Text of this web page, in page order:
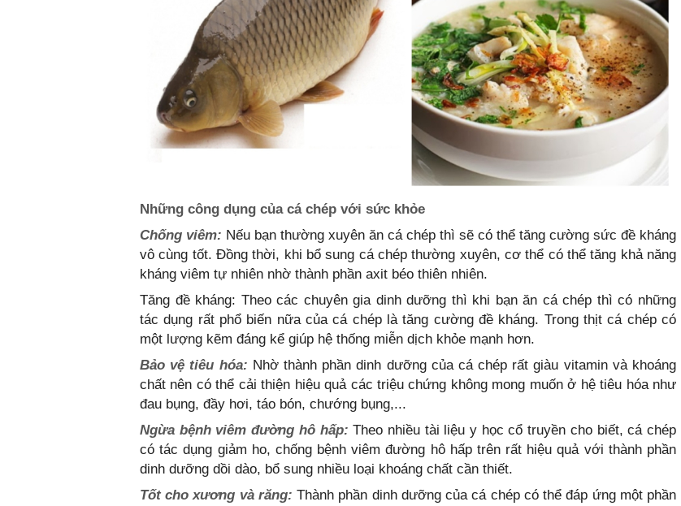
Những công dụng của cá chép với sức khỏe
Chống viêm: Nếu bạn thường xuyên ăn cá chép thì sẽ có thể tăng cường sức đề kháng
vô cùng tốt. Đồng thời, khi bổ sung cá chép thường xuyên, cơ thể có thể tăng khả năng
kháng viêm tự nhiên nhờ thành phần axit béo thiên nhiên.
Tăng đề kháng: Theo các chuyên gia dinh dưỡng thì khi bạn ăn cá chép thì có những
tác dụng rất phổ biến nữa của cá chép là tăng cường đề kháng. Trong thịt cá chép có
một lượng kẽm đáng kể giúp hệ thống miễn dịch khỏe mạnh hơn.
Bảo vệ tiêu hóa: Nhờ thành phần dinh dưỡng của cá chép rất giàu vitamin và khoáng
chất nên có thể cải thiện hiệu quả các triệu chứng không mong muốn ở hệ tiêu hóa như
đau bụng, đầy hơi, táo bón, chướng bụng,...
Ngừa bệnh viêm đường hô hấp: Theo nhiều tài liệu y học cổ truyền cho biết, cá chép
có tác dụng giảm ho, chống bệnh viêm đường hô hấp trên rất hiệu quả với thành phần
dinh dưỡng dồi dào, bổ sung nhiều loại khoáng chất cần thiết.
Tốt cho xương và răng: Thành phần dinh dưỡng của cá chép có thể đáp ứng một phần